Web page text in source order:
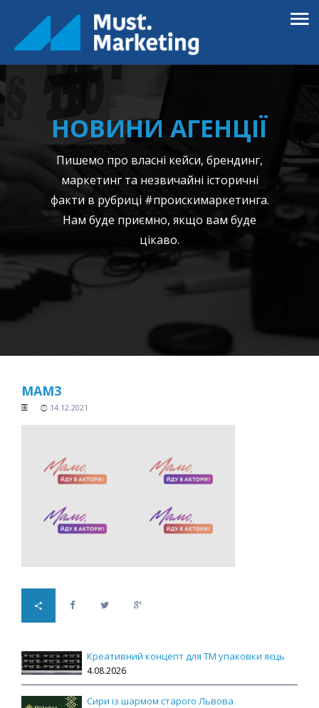
НОВИНИ АГЕНЦІЇ
Пишемо про власні кейси, брендинг,
маркетинг та незвичайні історичні
факти в рубриці #проискимаркетинга.
Нам буде приємно, якщо вам буде
цікаво.
MAM3
14.12.2021
Креативний концепт для ТМ упаковки яєць
4.08.2026
Сири із шармом старого Львова